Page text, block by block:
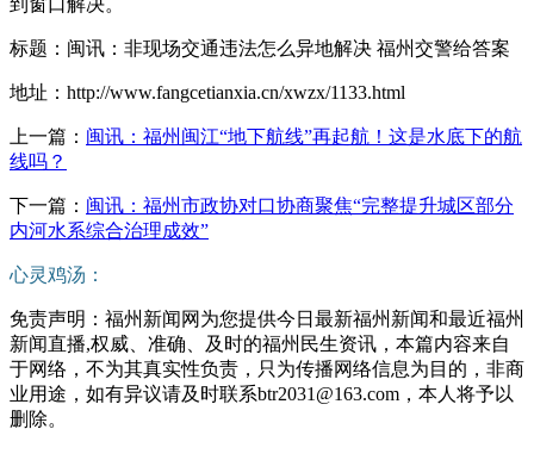
标题：闽讯：非现场交通违法怎么异地解决 福州交警给答案
地址：http://www.fangcetianxia.cn/xwzx/1133.html
上一篇： 闽讯：福州闽江“地下航线”再起航！这是水底下的航
线吗？
下一篇： 闽讯：​福州市政协对口协商聚焦“完整提升城区部分
内河水系综合治理成效”
心灵鸡汤：
免责声明：福州新闻网为您提供今日最新福州新闻和最近福州
新闻直播,权威、准确、及时的福州民生资讯，本篇内容来自
于网络，不为其真实性负责，只为传播网络信息为目的，非商
业用途，如有异议请及时联系btr2031@163.com，本人将予以
删除。